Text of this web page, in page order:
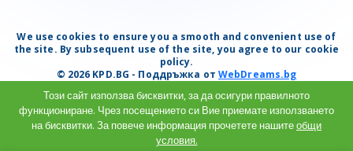
We use cookies to ensure you a smooth and convenient use of
the site. By subsequent use of the site, you agree to our cookie
policy.
© 2026 KPD.BG - Поддръжка отWebDreams.bg
Този сайт използва бисквитки, за да осигури правилното
функциониране. Чрез посещението си Вие приемате използването
на бисквитки. За повече информация прочетете нашитеобщи
условия.